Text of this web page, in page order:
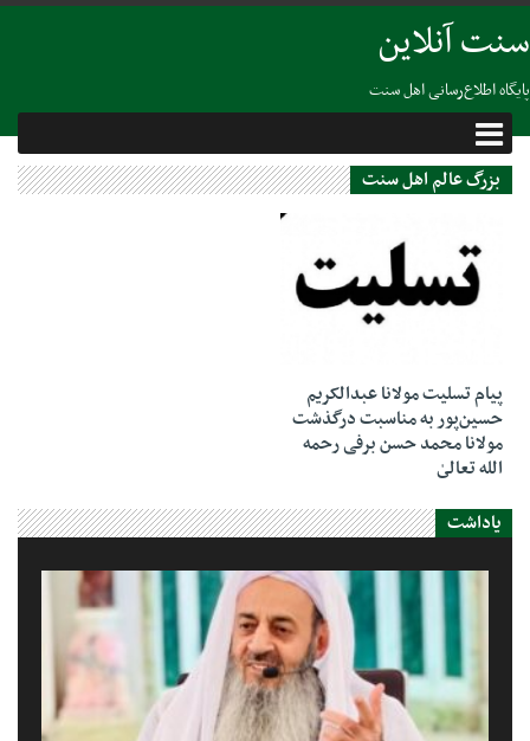
سنت آنلاین
پایگاه اطلاع‌رسانی اهل سنت
بزرگ عالم اهل سنت
پیام تسلیت مولانا عبدالکریم
حسین‌پور به مناسبت درگذشت
مولانا محمد حسن برفی رحمه
الله تعالىٰ
یاداشت